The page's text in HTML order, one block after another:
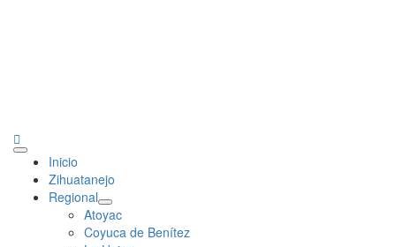
Primary
Menu
Inicio
Zihuatanejo
Regional
Atoyac
Coyuca de Benítez